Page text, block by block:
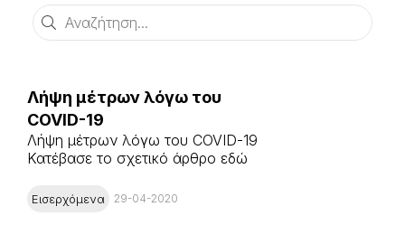
Αναζήτηση
Λήψη μέτρων λόγω του
COVID-19
Λήψη μέτρων λόγω του COVID-19
Κατέβασε το σχετικό άρθρο εδώ
Εισερχόμενα 29-04-2020